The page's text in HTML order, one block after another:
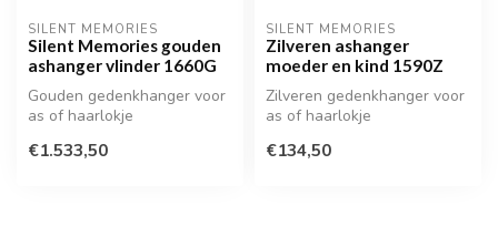
SILENT MEMORIES
Silent Memories gouden
ashanger vlinder 1660G
Gouden gedenkhanger voor
as of haarlokje
€1.533,50
SILENT MEMORIES
Zilveren ashanger
moeder en kind 1590Z
Zilveren gedenkhanger voor
as of haarlokje
€134,50